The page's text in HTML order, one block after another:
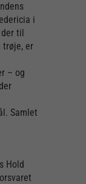
i
der til
trøje, er
– og
Samlet
Hold